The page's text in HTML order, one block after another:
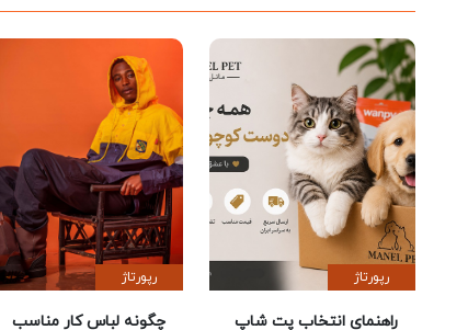
رپورتاژ
راهنمای انتخاب پت شاپ
رپورتاژ
چگونه لباس کار مناسب